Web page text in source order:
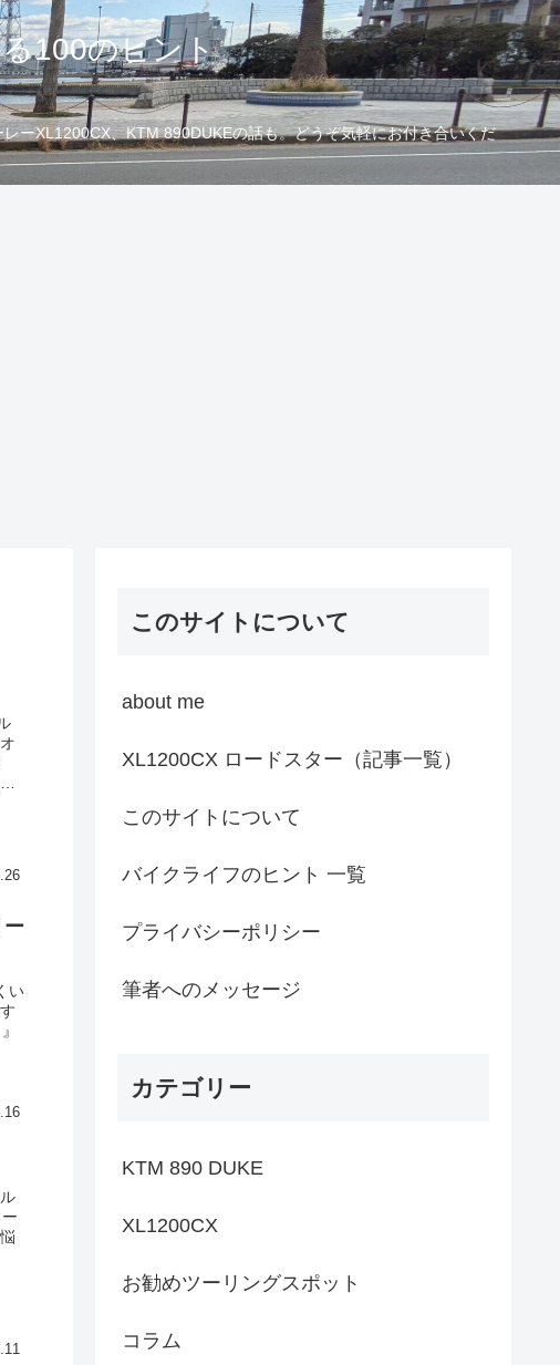
100のヒント
ーXL1200CX、KTM 890DUKEの話も。どうぞ気軽にお付き合いくだ
ー
い
このサイトについて
about me
XL1200CX ロードスター（記事一覧）
このサイトについて
バイクライフのヒント 一覧
プライバシーポリシー
筆者へのメッセージ
カテゴリー
KTM 890 DUKE
XL1200CX
お勧めツーリングスポット
コラム